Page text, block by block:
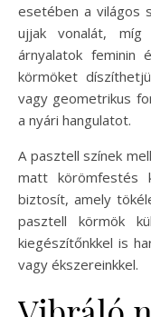
esetében a világos
ujjak vonalát,
árnyalatok feminin
körmöket
vagy geometrikus
a nyári hangulatot.
A pasztell színek
matt körömfestés
biztosít, amely
pasztell körmök
kiegészítőnkkel is
vagy ékszereinkkel.